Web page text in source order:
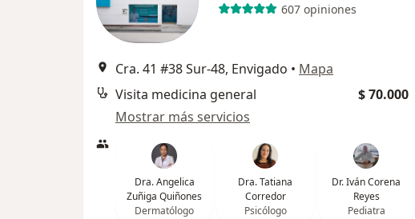
607 opiniones
Cra. 41 #38 Sur-48, Envigado • Mapa
Visita medicina general
$ 70.000
Mostrar más servicios
Dra. Angelica
Zuñiga Quiñones
Dermatólogo
Dra. Tatiana
Corredor
Psicólogo
Dr. Iván Corena
Reyes
Pediatra